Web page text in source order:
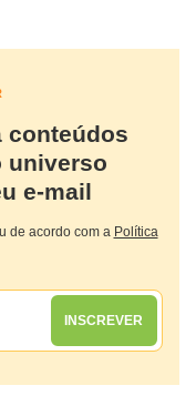
conteúdos
universo
e-mail
de acordo com a Política
INSCREVER